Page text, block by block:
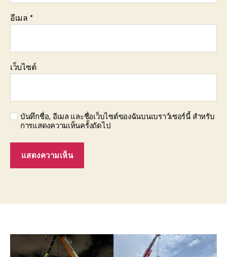
อีเมล *
เว็บไซต์
บันทึกชื่อ, อีเมล และชื่อเว็บไซต์ของฉันบนเบราว์เซอร์นี้ สำหรับ
การแสดงความเห็นครั้งถัดไป